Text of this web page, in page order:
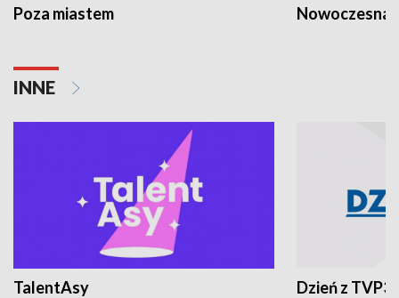
Poza miastem Nowoczesna
INNE
TalentAsy Dzień z TVP3